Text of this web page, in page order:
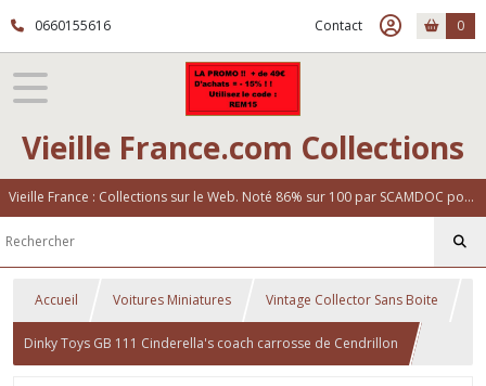
0660155616 Contact 0
Vieille France.com Collections
Vieille France : Collections sur le Web. Noté 86% sur 100 par SCAMDOC pour notre fiabilité
Accueil Voitures Miniatures Vintage Collector Sans Boite
Dinky Toys GB 111 Cinderella's coach carrosse de Cendrillon